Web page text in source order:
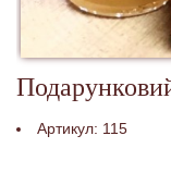
Артикул: 115